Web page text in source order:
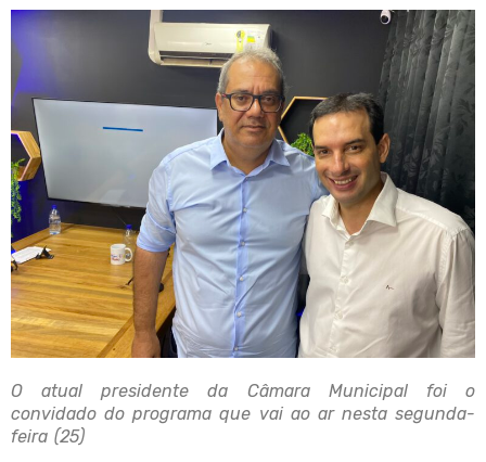
O atual presidente da Câmara Municipal foi o
convidado do programa que vai ao ar nesta segunda-
feira (25)